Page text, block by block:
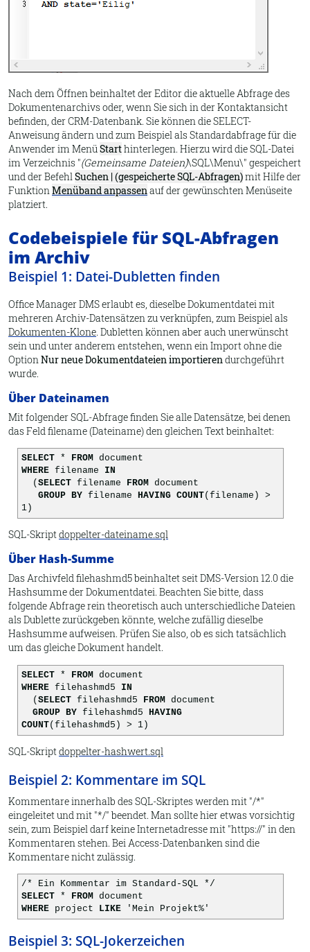
Nach dem Öffnen beinhaltet der Editor die aktuelle Abfrage des
Dokumentenarchivs oder, wenn Sie sich in der Kontaktansicht
befinden, der CRM-Datenbank. Sie können die SELECT-
Anweisung ändern und zum Beispiel als Standardabfrage für die
Anwender im Menü Starthinterlegen. Hierzu wird die SQL-Datei
im Verzeichnis "(Gemeinsame Dateien)\SQL\Menu\" gespeichert
und der Befehl Suchen | (gespeicherte SQL-Abfragen)mit Hilfe der
Funktion Menüband anpassen auf der gewünschten Menüseite
platziert.
Codebeispiele für SQL-Abfragen
im Archiv
Beispiel 1: Datei-Dubletten finden
Office Manager DMS erlaubt es, dieselbe Dokumentdatei mit
mehreren Archiv-Datensätzen zu verknüpfen, zum Beispiel als
Dokumenten-Klone. Dubletten können aber auch unerwünscht
sein und unter anderem entstehen, wenn ein Import ohne die
OptionNur neue Dokumentdateien importierendurchgeführt
wurde.
Über Dateinamen
Mit folgender SQL-Abfrage finden Sie alle Datensätze, bei denen
das Feld filename (Dateiname) den gleichen Text beinhaltet:
SELECT* FROMdocument
WHEREfilename IN
( SELECTfilename FROMdocument
GROUP BYfilename HAVING COUNT(filename) >
1)
SQL-Skriptdoppelter-dateiname.sql
Über Hash-Summe
Das Archivfeld filehashmd5 beinhaltet seit DMS-Version 12.0 die
Hashsumme der Dokumentdatei. Beachten Sie bitte, dass
folgende Abfrage rein theoretisch auch unterschiedliche Dateien
als Dublette zurückgeben könnte, welche zufällig dieselbe
Hashsumme aufweisen. Prüfen Sie also, ob es sich tatsächlich
um das gleiche Dokument handelt.
SELECT* FROM
document
WHEREfilehashmd5 IN
( SELECTfilehashmd5 FROM
document
GROUP BYfilehashmd5
HAVING
COUNT(filehashmd5) > 1)
SQL-Skriptdoppelter-hashwert.sql
Beispiel 2: Kommentare im SQL
Kommentare innerhalb des SQL-Skriptes werden mit "/*"
eingeleitet und mit "*/" beendet. Man sollte hier etwas vorsichtig
sein, zum Beispiel darf keine Internetadresse mit "https://" in den
Kommentaren stehen. Bei Access-Datenbanken sind die
Kommentare nicht zulässig.
/* Ein Kommentar im Standard-SQL */
SELECT* FROM
document
WHEREproject LIKE'Mein Projekt%'
Beispiel 3: SQL-Jokerzeichen